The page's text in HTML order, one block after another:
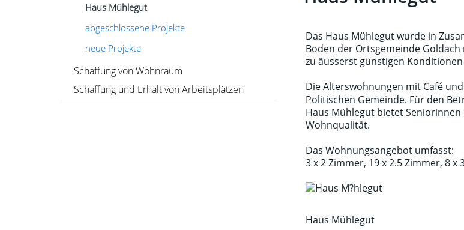
Haus Mühlegut(ausgewählt)
abgeschlossene Projekte
neue Projekte
Schaffung von Wohnraum
Schaffung und Erhalt von Arbeitsplätzen
Das Haus Mühlegut wurde in
Boden der Ortsgemeinde
zu äusserst günstigen
Die Alterswohnungen mit Café
Politischen Gemeinde. Für den
Haus Mühlegut bietet
Wohnqualität.
Das Wohnungsangebot umfasst:
3 x 2 Zimmer, 19 x 2.5 Zimmer, 8
Haus Mühlegut